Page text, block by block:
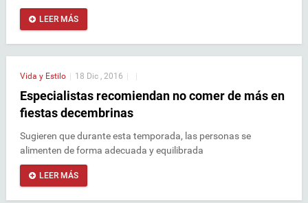
LEER MÁS
Vida y Estilo 18 Dic , 2016
Especialistas recomiendan no comer de más en
fiestas decembrinas
Sugieren que durante esta temporada, las personas se
alimenten de forma adecuada y equilibrada
LEER MÁS